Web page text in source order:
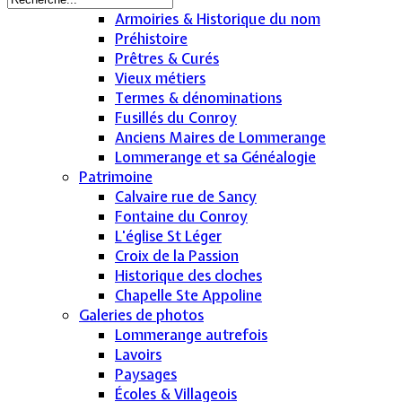
Armoiries & Historique du nom
Préhistoire
Prêtres & Curés
Vieux métiers
Termes & dénominations
Fusillés du Conroy
Anciens Maires de Lommerange
Lommerange et sa Généalogie
Patrimoine
Calvaire rue de Sancy
Fontaine du Conroy
L'église St Léger
Croix de la Passion
Historique des cloches
Chapelle Ste Appoline
Galeries de photos
Lommerange autrefois
Lavoirs
Paysages
Écoles & Villageois